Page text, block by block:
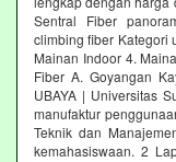
Sentral Fiber
climbing fiber Kategori
Mainan Indoor 4.
Fiber A. Goyangan
UBAYA | Universitas
manufaktur
Teknik dan
kemahasiswaan. 2